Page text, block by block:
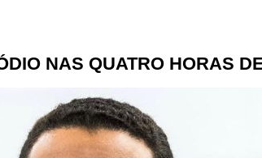
NAS QUATRO HORAS